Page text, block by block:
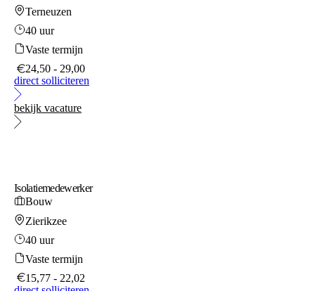
Terneuzen
40 uur
Vaste termijn
24,50 - 29,00
direct solliciteren
bekijk vacature
Isolatiemedewerker
Bouw
Zierikzee
40 uur
Vaste termijn
15,77 - 22,02